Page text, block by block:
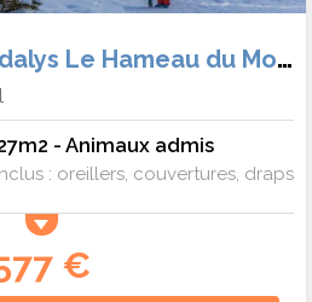
Résidence Club Odalys Le Hameau du Mottaret
- Animaux admis
: oreillers, couvertures, draps
€